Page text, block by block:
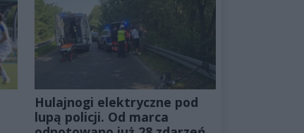
Hulajnogi elektryczne pod
lupą policji. Od marca